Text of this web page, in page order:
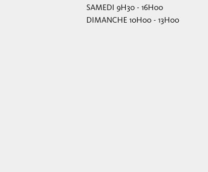
SAMEDI 9H30 - 16H00
DIMANCHE 10H00 - 13H00